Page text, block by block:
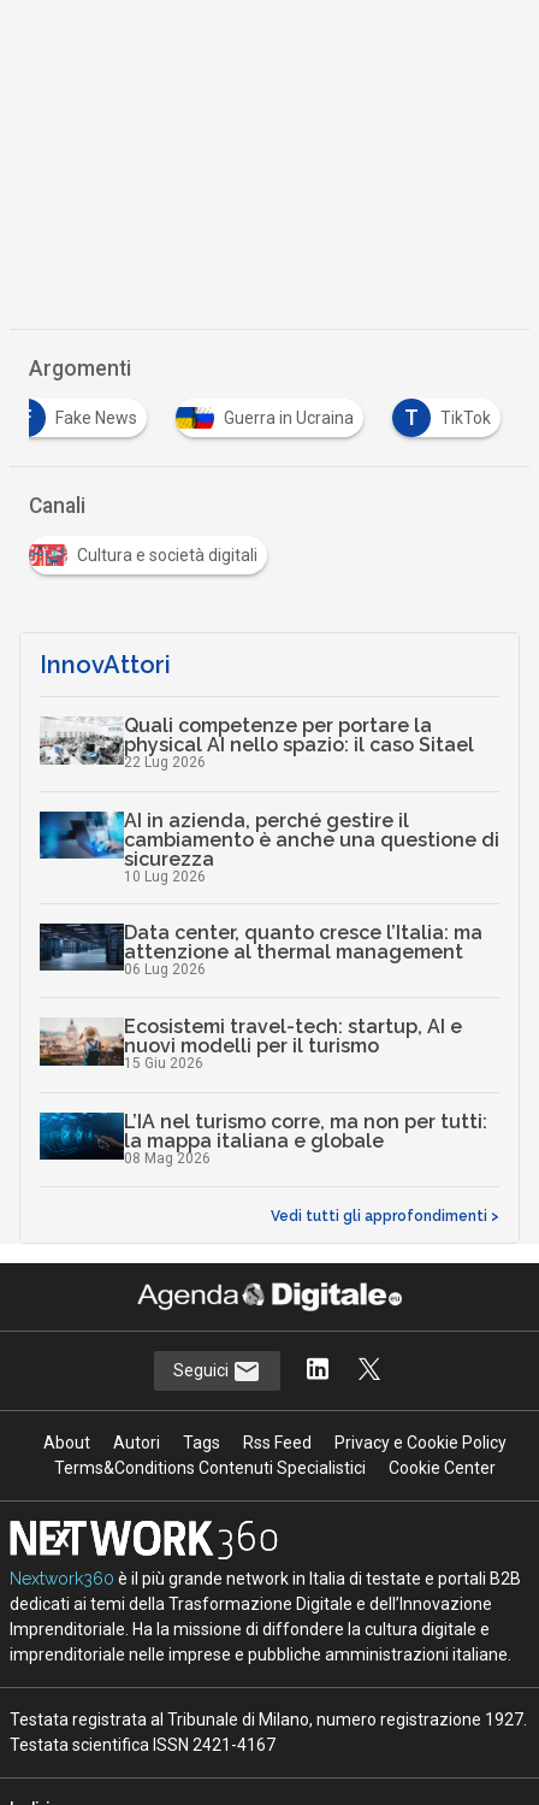
Argomenti
F Fake News Guerra in Ucraina T TikTok
Canali
Cultura e società digitali
InnovAttori
Quali competenze per portare la
physical AI nello spazio: il caso Sitael
22 Lug 2026
AI in azienda, perché gestire il
cambiamento è anche una questione di
sicurezza
10 Lug 2026
Data center, quanto cresce l’Italia: ma
attenzione al thermal management
06 Lug 2026
Ecosistemi travel-tech: startup, AI e
nuovi modelli per il turismo
15 Giu 2026
L’IA nel turismo corre, ma non per tutti:
la mappa italiana e globale
08 Mag 2026
Vedi tutti gli approfondimenti >
Seguici
About Autori Tags Rss Feed
Privacy e Cookie Policy
Terms&Conditions Contenuti Specialistici
Cookie Center
Nextwork360 è il più grande network in Italia di testate e portali B2B
dedicati ai temi della Trasformazione Digitale e dell’Innovazione
Imprenditoriale. Ha la missione di diffondere la cultura digitale e
imprenditoriale nelle imprese e pubbliche amministrazioni italiane.
Testata registrata al Tribunale di Milano, numero registrazione 1927.
Testata scientifica ISSN 2421-4167